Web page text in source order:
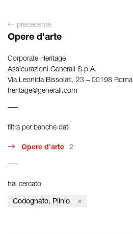
precedente
Opere d'arte
Corporate Heritage
Assicurazioni Generali S.p.A.
Via Leonida Bissolati, 23 – 00198 Roma
heritage@generali.com
filtra per banche dati
Opere d'arte 2
hai cercato
Codognato, Plinio